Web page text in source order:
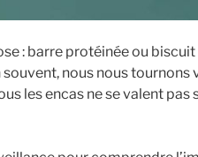
: barre protéinée ou biscuit
nous nous tournons
les encas ne se valent pas